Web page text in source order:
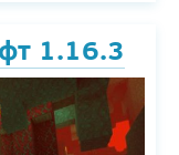
1.16.3